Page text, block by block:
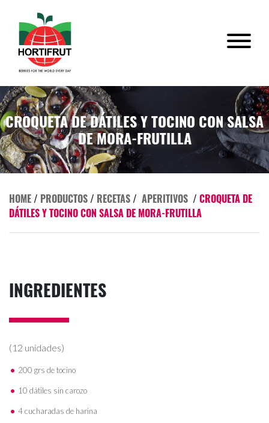
CROQUETA DE DÁTILES Y TOCINO CON SALSA
DE MORA-FRUTILLA
HOME/ PRODUCTOS/ RECETAS/ APERITIVOS / CROQUETA DE
DÁTILES Y TOCINO CON SALSA DE MORA-FRUTILLA
INGREDIENTES
(12 unidades)
200 grs de tocino
10 dátiles sin carozo
4 cucharadas de harina